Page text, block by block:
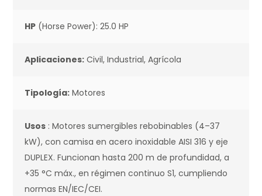
HP (Horse Power): 25.0 HP
Aplicaciones: Civil, Industrial, Agrícola
Tipología: Motores
Usos : Motores sumergibles rebobinables (4–37
kW), con camisa en acero inoxidable AISI 316 y eje
DUPLEX. Funcionan hasta 200 m de profundidad, a
+35 °C máx., en régimen continuo S1, cumpliendo
normas EN/IEC/CEI.